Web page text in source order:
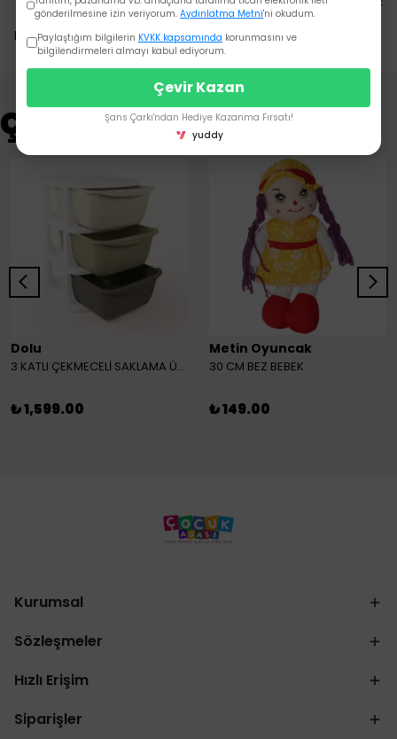
Bu ürün için henüz yorum yapılmamış.
Çok Satanlar
Dolu
3 KATLI ÇEKMECELİ SAKLAMA ÜNİTESİ
₺ 1,599.00
Metin Oyuncak
30 CM BEZ BEBEK
₺ 149.00
Kurumsal
Sözleşmeler
Hızlı Erişim
Siparişler
gönderilmesine izin veriyorum.Aydınlatma Metni'ni okudum.
Paylaştığım bilgilerin KVKK kapsamında korunmasını ve
bilgilendirmeleri almayı kabul ediyorum.
Çevir Kazan
Şans Çarkı'ndan Hediye Kazanma Fırsatı!
yuddy